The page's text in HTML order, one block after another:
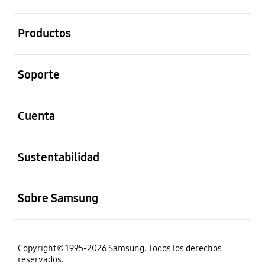
Productos
Soporte
Cuenta
Sustentabilidad
Sobre Samsung
Copyright© 1995-2026 Samsung. Todos los derechos
reservados.